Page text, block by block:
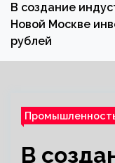
В создание
Новой Москве
рублей
В